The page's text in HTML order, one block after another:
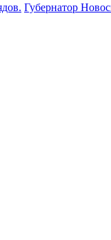
Губернатор